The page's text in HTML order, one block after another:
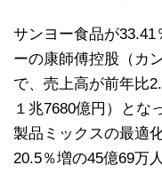
サンヨー食品が33.41
ーの康師傅控股（カ
で、売上高が前年比
１兆7680億円）とな
製品ミックスの最適
20.5％増の45億69万